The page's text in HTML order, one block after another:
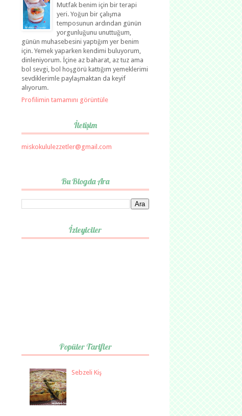
Mutfak benim için bir terapi
yeri. Yoğun bir çalışma
temposunun ardından günün
yorgunluğunu unuttuğum,
günün muhasebesini yaptığım yer benim
için. Yemek yaparken kendimi buluyorum,
dinleniyorum. İçine az baharat, az tuz ama
bol sevgi, bol hoşgörü kattığım yemeklerimi
sevdiklerimle paylaşmaktan da keyif
alıyorum.
Profilimin tamamını görüntüle
İletişim
miskokululezzetler@gmail.com
Bu Blogda Ara
İzleyiciler
Popüler Tarifler
Sebzeli Kiş